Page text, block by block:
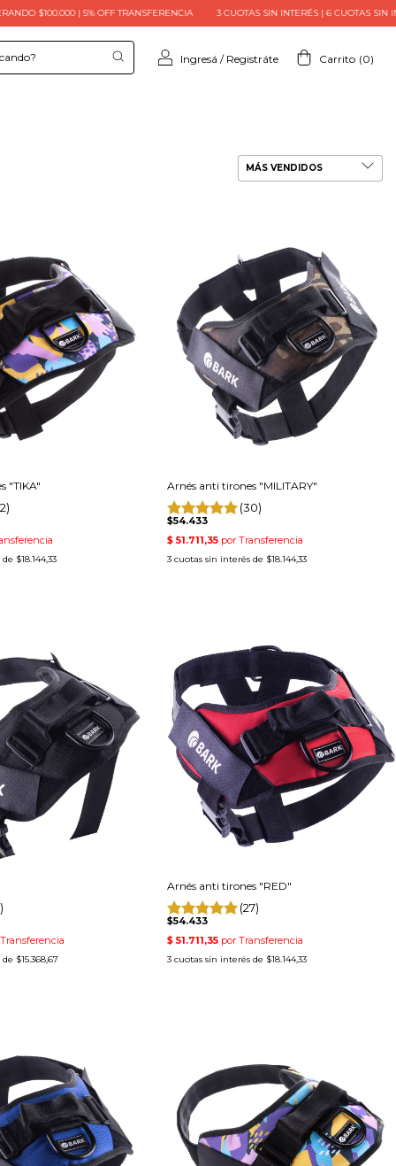
OFF TRANSFERENCIA 3 CUOTAS SIN INTERÉS | 6 CUOTAS SIN INTERÉS
Ingresá / Registráte Carrito (0)
"TIKA"
$18.144,33
Arnés anti tirones "MILITARY"
(30)
$54.433
3 cuotas sin interés de $18.144,33
$15.368,67
Arnés anti tirones "RED"
(27)
$54.433
3 cuotas sin interés de $18.144,33